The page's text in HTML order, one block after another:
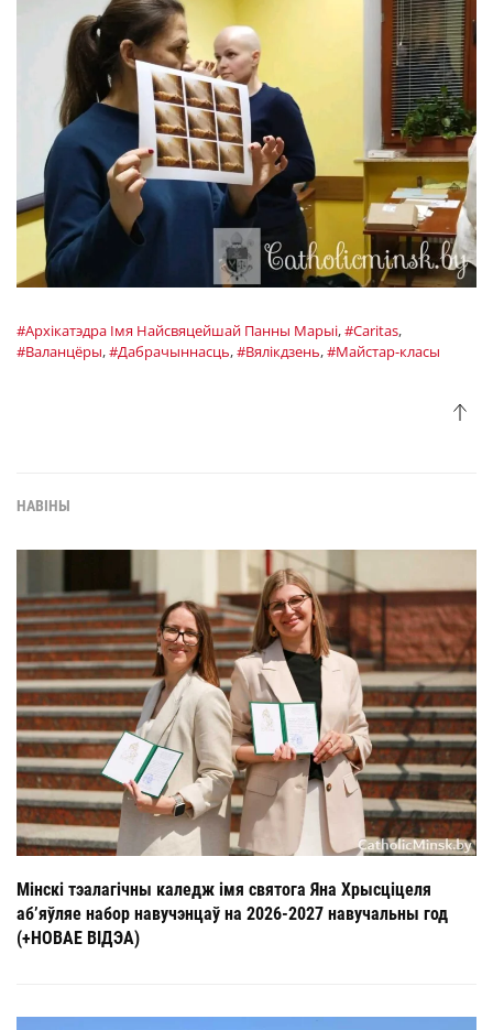
#Архікатэдра Імя Найсвяцейшай Панны Марыі,#Caritas,
#Валанцёры,#Дабрачыннасць,#Вялікдзень,#Майстар-класы
НАВІНЫ
Мінскі тэалагічны каледж імя святога Яна Хрысціцеля
аб’яўляе набор навучэнцаў на 2026-2027 навучальны год
(+НОВАЕ ВІДЭА)